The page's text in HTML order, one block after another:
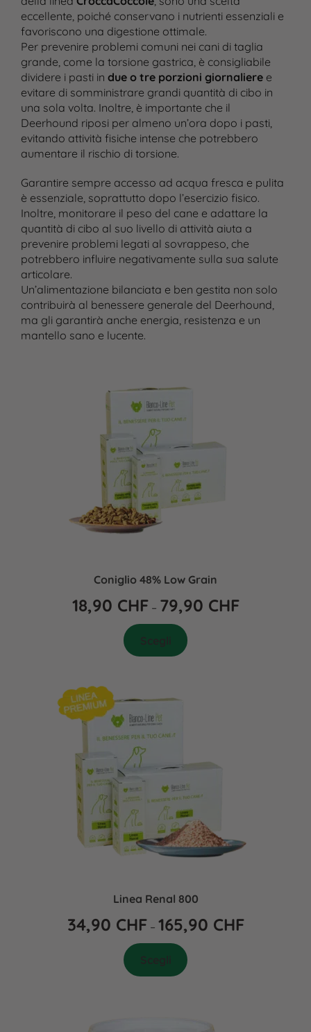
eccellente, poiché conservano i nutrienti essenziali e
favoriscono una digestione ottimale.
Per prevenire problemi comuni nei cani di taglia
grande, come la torsione gastrica, è consigliabile
dividere i pasti in due o tre porzioni giornalieree
evitare di somministrare grandi quantità di cibo in
una sola volta. Inoltre, è importante che il
Deerhound riposi per almeno un’ora dopo i pasti,
evitando attività fisiche intense che potrebbero
aumentare il rischio di torsione.
Garantire sempre accesso ad acqua fresca e pulita
è essenziale, soprattutto dopo l’esercizio fisico.
Inoltre, monitorare il peso del cane e adattare la
quantità di cibo al suo livello di attività aiuta a
prevenire problemi legati al sovrappeso, che
potrebbero influire negativamente sulla sua salute
articolare.
Un’alimentazione bilanciata e ben gestita non solo
contribuirà al benessere generale del Deerhound,
ma gli garantirà anche energia, resistenza e un
mantello sano e lucente.
Coniglio 48% Low Grain
18,90 CHF – 79,90 CHF
Linea Renal 800
34,90 CHF – 165,90 CHF